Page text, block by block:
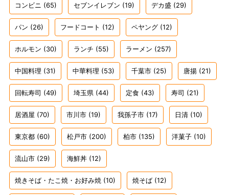
コンビニ (65) セブンイレブン (19) デカ盛 (29)
パン (26) フードコート (12) ペヤング (12)
ホルモン (30) ランチ (55) ラーメン (257)
中国料理 (31) 中華料理 (53) 千葉市 (25) 唐揚 (21)
回転寿司 (49) 埼玉県 (44) 定食 (43) 寿司 (21)
居酒屋 (70) 市川市 (19) 我孫子市 (17) 日清 (10)
東京都 (60) 松戸市 (200) 柏市 (135) 洋菓子 (10)
流山市 (29) 海鮮丼 (12)
焼きそば・たこ焼・お好み焼 (10) 焼そば (12)